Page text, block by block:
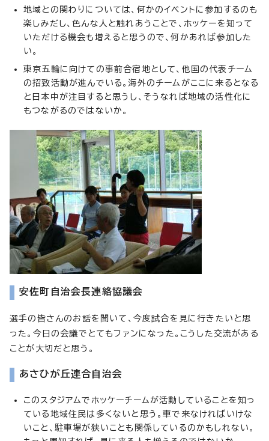
地域との関わりについては、何かのイベントに参加するのも
楽しみだし、色んな人と触れあうことで、ホッケーを知って
いただける機会も増えると思うので、何かあれば参加した
い。
東京五輪に向けての事前合宿地として、他国の代表チーム
の招致活動が進んでいる。海外のチームがここに来るとなる
と日本中が注目すると思うし、そうなれば地域の活性化に
もつながるのではないか。
安佐町自治会長連絡協議会
選手の皆さんのお話を聞いて、今度試合を見に行きたいと思
った。今日の会議でとてもファンになった。こうした交流がある
ことが大切だと思う。
あさひが丘連合自治会
このスタジアムでホッケーチームが活動していることを知っ
ている地域住民は多くないと思う。車で来なければいけな
いこと、駐車場が狭いことも関係しているのかもしれない。